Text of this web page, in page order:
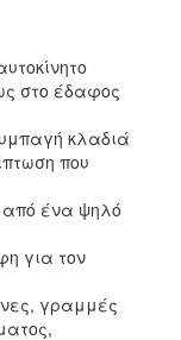
στο έδαφος
κλαδιά
που
ένα ψηλό
για τον
γραμμές